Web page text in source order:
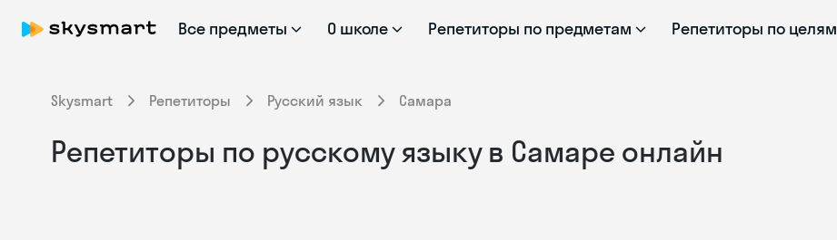
Все предметы О школе Репетиторы по предметам Репетиторы по целям
Skysmart Репетиторы Русский язык Самара
Репетиторы по русскому языку в Самаре онлайн